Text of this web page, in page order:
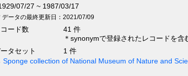
07/27 ~ 1987/03/17
データの最終更新日：2021/07/09
ード数
41 件
＊synonymで登録されたレコードを含
タセット
1 件
Sponge collection of National Museum of Nature and